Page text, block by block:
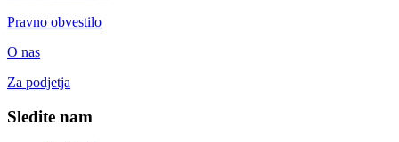
Pravno obvestilo
O nas
Za podjetja
Sledite nam